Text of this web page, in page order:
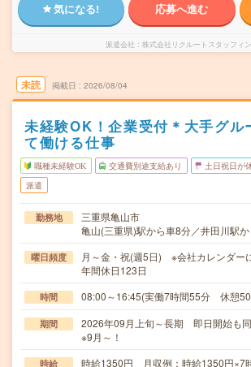
気になる! 応募へ進む
派遣会社 株式会社リクルートスタッフィ
未読 掲載日 2026/08/04
未経験OK！企業受付＊大手グル
て働ける仕事
職種未経験OK 交通費別途支給あり 土日祝日が
派遣
勤務地
三重県亀山市
亀山(三重県)駅から車8分／井田川駅
曜日頻度
月～金・祝(週5日) ※会社カレンダー
年間休日123日
時間 08:00～16:45(実働7時間55分 休憩
期間
2026年09月上旬～長期 即日開始も
※9月～！
時給
時給1350円 月収例：時給1350円×7